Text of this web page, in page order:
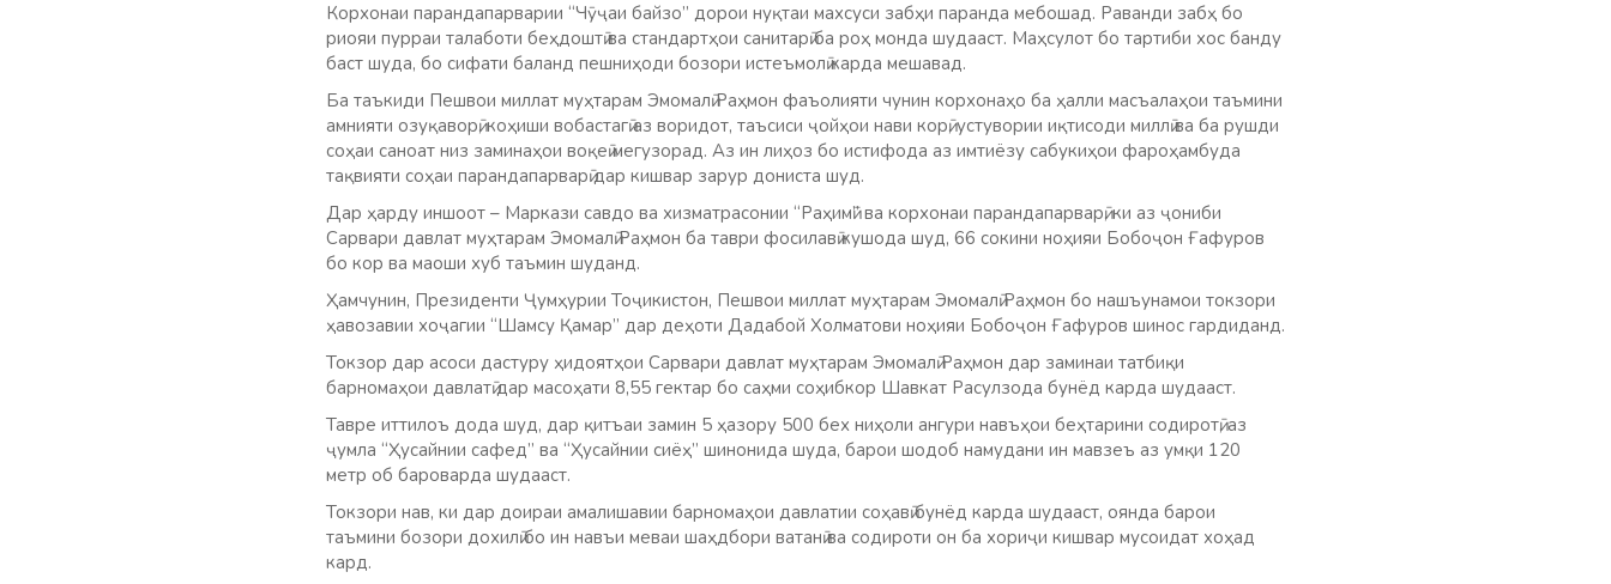
Корхонаи парандапарварии “Чӯҷаи байзо” дорои нуқтаи махсуси забҳи паранда мебошад. Раванди забҳ бо
риояи пурраи талаботи беҳдоштӣ ва стандартҳои санитарӣ ба роҳ монда шудааст. Маҳсулот бо тартиби хос банду
баст шуда, бо сифати баланд пешниҳоди бозори истеъмолӣ карда мешавад.
Ба таъкиди Пешвои миллат муҳтарам Эмомалӣ Раҳмон фаъолияти чунин корхонаҳо ба ҳалли масъалаҳои таъмини
амнияти озуқаворӣ, коҳиши вобастагӣ аз воридот, таъсиси ҷойҳои нави корӣ, устувории иқтисоди миллӣ ва ба рушди
соҳаи саноат низ заминаҳои воқеӣ мегузорад. Аз ин лиҳоз бо истифода аз имтиёзу сабукиҳои фароҳамбуда
тақвияти соҳаи парандапарварӣ дар кишвар зарур дониста шуд.
Дар ҳарду иншоот – Маркази савдо ва хизматрасонии “Раҳимӣ” ва корхонаи парандапарварӣ, ки аз ҷониби
Сарвари давлат муҳтарам Эмомалӣ Раҳмон ба таври фосилавӣ кушода шуд, 66 сокини ноҳияи Бобоҷон Ғафуров
бо кор ва маоши хуб таъмин шуданд.
Ҳамчунин, Президенти Ҷумҳурии Тоҷикистон, Пешвои миллат муҳтарам Эмомалӣ Раҳмон бо нашъунамои токзори
ҳавозавии хоҷагии “Шамсу Қамар” дар деҳоти Дадабой Холматови ноҳияи Бобоҷон Ғафуров шинос гардиданд.
Токзор дар асоси дастуру ҳидоятҳои Сарвари давлат муҳтарам Эмомалӣ Раҳмон дар заминаи татбиқи
барномаҳои давлатӣ дар масоҳати 8,55 гектар бо саҳми соҳибкор Шавкат Расулзода бунёд карда шудааст.
Тавре иттилоъ дода шуд, дар қитъаи замин 5 ҳазору 500 бех ниҳоли ангури навъҳои беҳтарини содиротӣ, аз
ҷумла “Ҳусайнии сафед” ва “Ҳусайнии сиёҳ” шинонида шуда, барои шодоб намудани ин мавзеъ аз умқи 120
метр об бароварда шудааст.
Токзори нав, ки дар доираи амалишавии барномаҳои давлатии соҳавӣ бунёд карда шудааст, оянда барои
таъмини бозори дохилӣ бо ин навъи меваи шаҳдбори ватанӣ ва содироти он ба хориҷи кишвар мусоидат хоҳад
кард.